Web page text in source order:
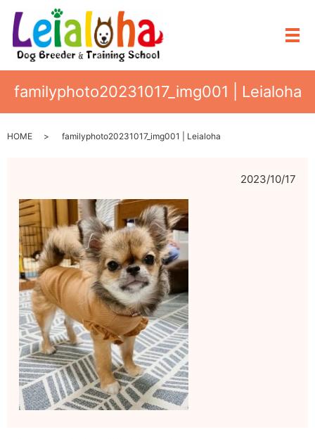
メ
familyphoto20231017_img001 | Leialoha
HOME familyphoto20231017_img001 | Leialoha
2023/10/17